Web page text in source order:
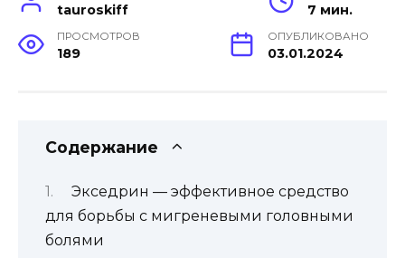
tauroskiff 7 мин.
ПРОСМОТРОВ
189
ОПУБЛИКОВАНО
03.01.2024
Содержание
Экседрин — эффективное средство
для борьбы с мигреневыми головными
болями